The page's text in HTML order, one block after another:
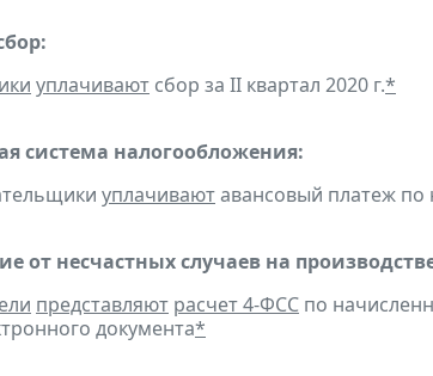
уплачивают сбор за II квартал 2020 г.*
система налогообложения:
уплачиваютавансовый платеж по
от несчастных случаев на
представляют расчет 4-ФСС по
документа*